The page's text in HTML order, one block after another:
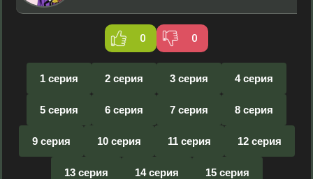
0 0
1 серия 2 серия 3 серия 4 серия
5 серия 6 серия 7 серия 8 серия
9 серия 10 серия 11 серия 12 серия
13 серия 14 серия 15 серия